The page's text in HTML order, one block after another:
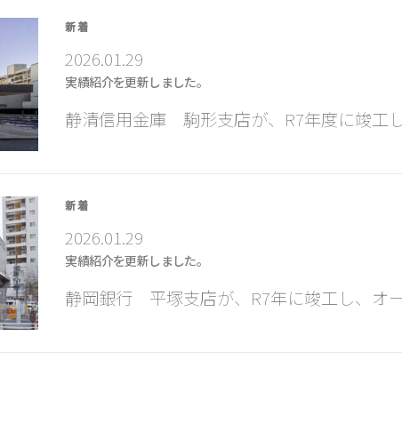
新着
2026.01.29
実績紹介を更新しました。
静清信用金庫 駒形支店が、R7年度に竣工
新着
2026.01.29
実績紹介を更新しました。
静岡銀行 平塚支店が、R7年に竣工し、オ